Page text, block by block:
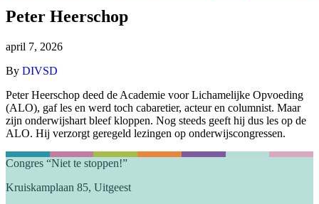
Peter Heerschop
april 7, 2026
By DIVSD
Peter Heerschop deed de Academie voor Lichamelijke Opvoeding
(ALO), gaf les en werd toch cabaretier, acteur en columnist. Maar
zijn onderwijshart bleef kloppen. Nog steeds geeft hij dus les op de
ALO. Hij verzorgt geregeld lezingen op onderwijscongressen.
Congres “Niet te stoppen!”
Kruiskamplaan 85, Uitgeest